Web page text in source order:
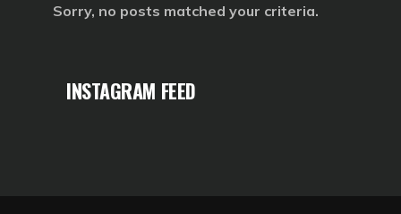
Sorry, no posts matched your criteria.
INSTAGRAM FEED